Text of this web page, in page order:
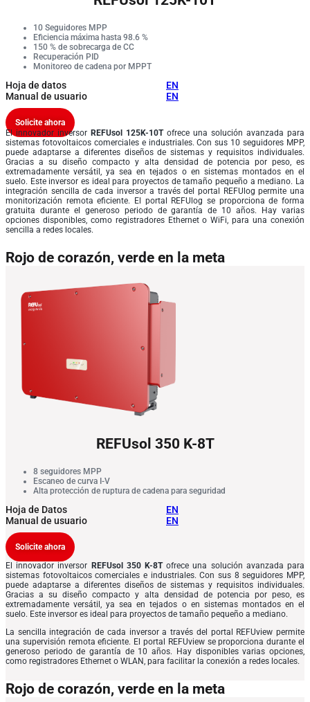
10 Seguidores MPP
Eficiencia máxima hasta 98.6 %
150 % de sobrecarga de CC
Recuperación PID
Monitoreo de cadena por MPPT
Hoja de datos
EN
Manual de usuario
EN
Solicite ahora
El innovador inversor REFUsol 125K-10Tofrece una solución avanzada para
sistemas fotovoltaicos comerciales e industriales. Con sus 10 seguidores MPP,
puede adaptarse a diferentes diseños de sistemas y requisitos individuales.
Gracias a su diseño compacto y alta densidad de potencia por peso, es
extremadamente versátil, ya sea en tejados o en sistemas montados en el
suelo. Este inversor es ideal para proyectos de tamaño pequeño a mediano. La
integración sencilla de cada inversor a través del portal REFUlog permite una
monitorización remota eficiente. El portal REFUlog se proporciona de forma
gratuita durante el generoso periodo de garantía de 10 años. Hay varias
opciones disponibles, como registradores Ethernet o WiFi, para una conexión
sencilla a redes locales.
Rojo de corazón, verde en la meta
REFUsol 350 K-8T
8 seguidores MPP
Escaneo de curva I-V
Alta protección de ruptura de cadena para seguridad
Hoja de Datos
EN
Manual de usuario
EN
Solicite ahora
El innovador inversor REFUsol 350 K-8Tofrece una solución avanzada para
sistemas fotovoltaicos comerciales e industriales. Con sus 8 seguidores MPP,
puede adaptarse a diferentes diseños de sistemas y requisitos individuales.
Gracias a su diseño compacto y alta densidad de potencia por peso, es
extremadamente versátil, ya sea en tejados o en sistemas montados en el
suelo. Este inversor es ideal para proyectos de tamaño pequeño a mediano.
La sencilla integración de cada inversor a través del portal REFUview permite
una supervisión remota eficiente. El portal REFUview se proporciona durante el
generoso periodo de garantía de 10 años. Hay disponibles varias opciones,
como registradores Ethernet o WLAN, para facilitar la conexión a redes locales.
Rojo de corazón, verde en la meta